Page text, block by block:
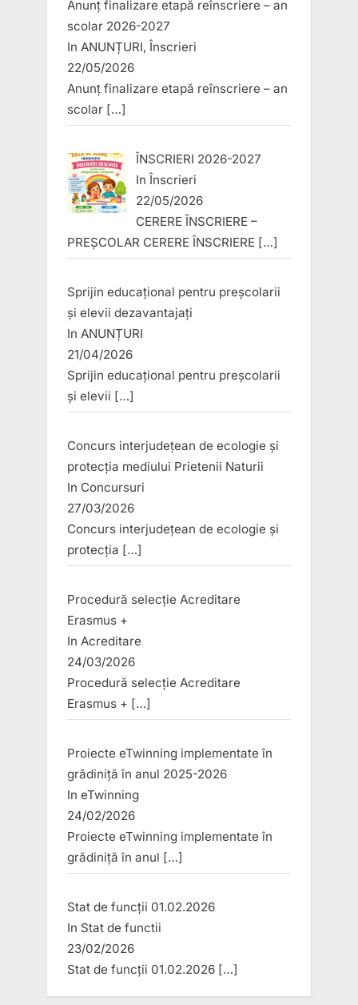
Anunț finalizare etapă reînscriere – an
scolar 2026-2027
In ANUNȚURI, Înscrieri
22/05/2026
Anunț finalizare etapă reînscriere – an
scolar […]
ÎNSCRIERI 2026-2027
InÎnscrieri
22/05/2026
CERERE ÎNSCRIERE –
PREȘCOLAR CERERE ÎNSCRIERE […]
Sprijin educațional pentru preșcolarii
și elevii dezavantajați
In ANUNȚURI
21/04/2026
Sprijin educațional pentru preșcolarii
și elevii […]
Concurs interjudețean de ecologie și
protecția mediului Prietenii Naturii
In Concursuri
27/03/2026
Concurs interjudețean de ecologie și
protecția […]
Procedură selecție Acreditare
Erasmus +
In Acreditare
24/03/2026
Procedură selecție Acreditare
Erasmus + […]
Proiecte eTwinning implementate în
grădiniță în anul 2025-2026
In eTwinning
24/02/2026
Proiecte eTwinning implementate în
grădiniță în anul […]
Stat de funcții 01.02.2026
In Stat de functii
23/02/2026
Stat de funcții 01.02.2026 […]